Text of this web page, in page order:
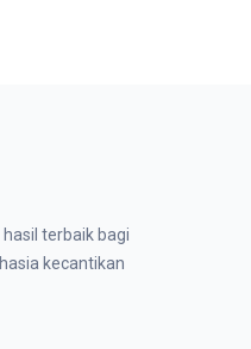
terbaik bagi
kecantikan